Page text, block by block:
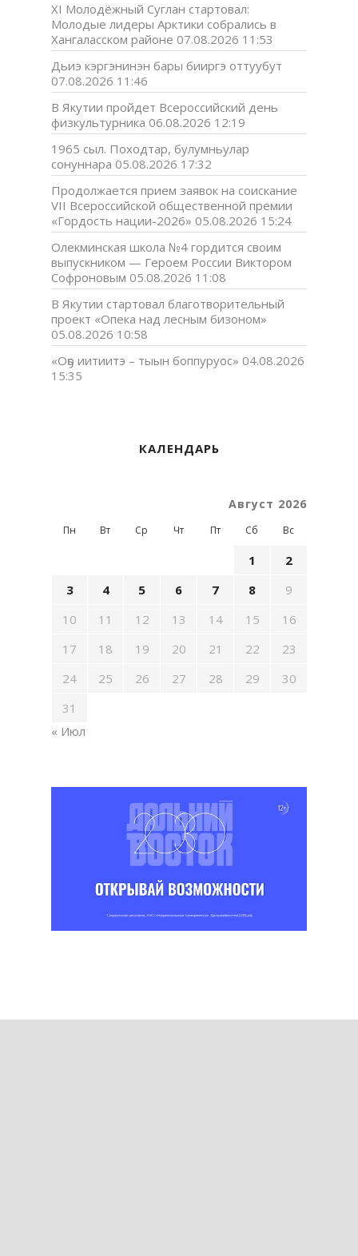
XI Молодёжный Суглан стартовал:
Молодые лидеры Арктики собрались в
Хангаласском районе 07.08.2026 11:53
Дьиэ кэргэнинэн бары бииргэ оттуубут
07.08.2026 11:46
В Якутии пройдет Всероссийский день
физкультурника 06.08.2026 12:19
1965 сыл. Походтар, булумньулар
сонуннара 05.08.2026 17:32
Продолжается прием заявок на соискание
VII Всероссийской общественной премии
«Гордость нации-2026» 05.08.2026 15:24
Олекминская школа №4 гордится своим
выпускником — Героем России Виктором
Софроновым 05.08.2026 11:08
В Якутии стартовал благотворительный
проект «Опека над лесным бизоном»
05.08.2026 10:58
«Оҕо иитиитэ – тыын боппуруос» 04.08.2026
15:35
КАЛЕНДАРЬ
Август 2026
Пн Вт Ср Чт Пт Сб Вс
1
2
3
4 5 6 7 8
9
10
11 12 13 14 15
16
17
18 19 20 21 22
23
24
25 26 27 28 29
30
31
« Июл